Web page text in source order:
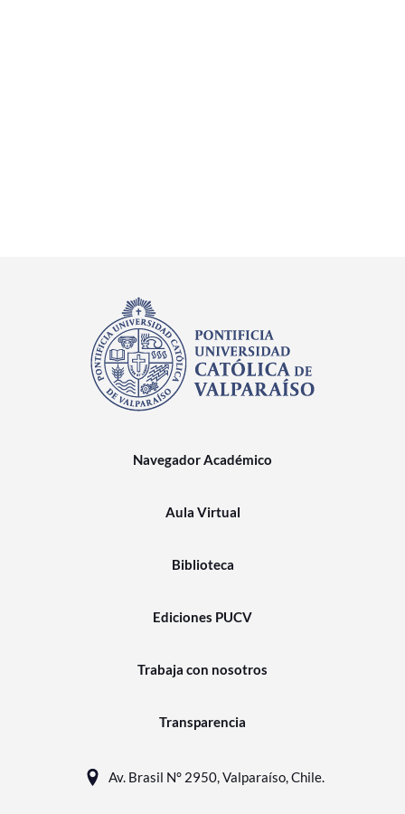
Navegador Académico
Aula Virtual
Biblioteca
Ediciones PUCV
Trabaja con nosotros
Transparencia
Av. Brasil N° 2950, Valparaíso, Chile.